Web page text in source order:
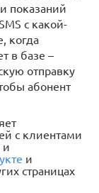
показаний
с какой-
когда
в базе –
отправку
абонент
с клиентами
и
и
страницах